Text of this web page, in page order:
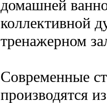
домашней
коллективной
тренажерном
Современные
производятся